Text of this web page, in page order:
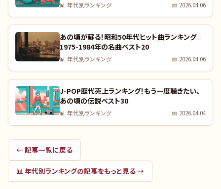
📊 年代別ランキング 📅 2026.04.06
あの頃が蘇る！昭和50年代ヒット曲ランキング｜
1975-1984年の名曲ベスト20
📊 年代別ランキング 📅 2026.04.06
J-POP歴代売上ランキング！もう一度聴きたい、
あの頃の伝説ベスト30
📊 年代別ランキング 📅 2026.04.04
← 記事一覧に戻る
📊 年代別ランキングの記事をもっと見る →